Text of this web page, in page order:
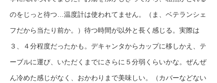
のをじっと待つ…温度計は使われてません。（ま、ベテランシェ
フだから当たり前か。）待つ時間が以外と長く感じる。実際は
３、４分程度だったかも。デキャンタからカップに移しかえ、テ
ーブルに運び、いただくまでにさらに５分弱くらいかな。ぜんぜ
ん冷めた感じがなく、おかわりまで美味しい。（カバーなどない